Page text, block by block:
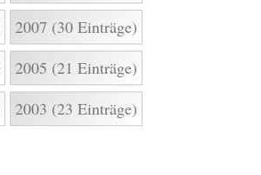
2007 (30 Einträge)
2005 (21 Einträge)
2003 (23 Einträge)